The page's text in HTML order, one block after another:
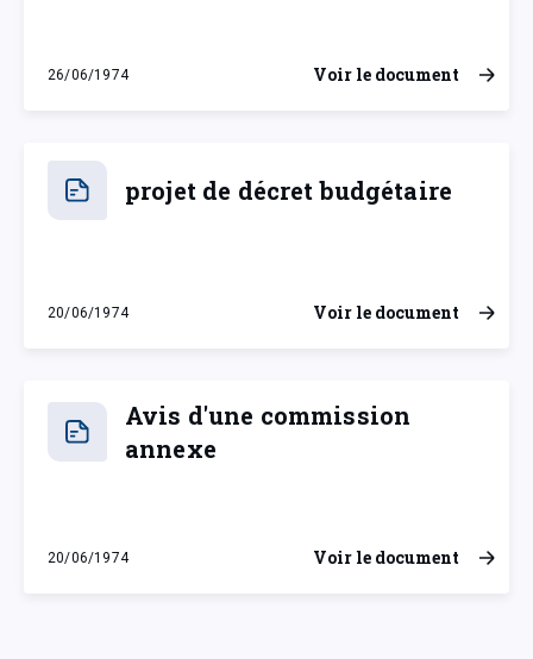
26/06/1974
mercredi 26 juin 1974
Voir le document
projet de décret budgétaire
20/06/1974
jeudi 20 juin 1974
Voir le document
Avis d'une commission
annexe
20/06/1974
jeudi 20 juin 1974
Voir le document